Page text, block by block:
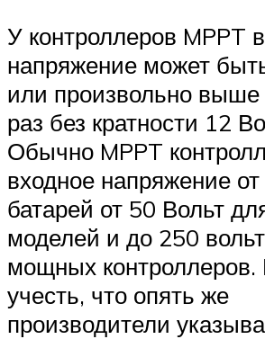
У контроллеров MPPT
напряжение может
или произвольно выше
раз без кратности 12
Обычно MPPT
входное напряжение
батарей от 50 Вольт
моделей и до 250
мощных контроллеров.
учесть, что опять же
производители